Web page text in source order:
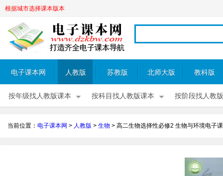
根据城市选择课本版本
电子课本网 人教版 苏教版 北师大版 教科版
按年级找人教版课本 按科目找人教版课本 按阶段找人教
当前位置： 电子课本网 > 人教版 > 生物 > 高二生物选择性必修2 生物与环境电子